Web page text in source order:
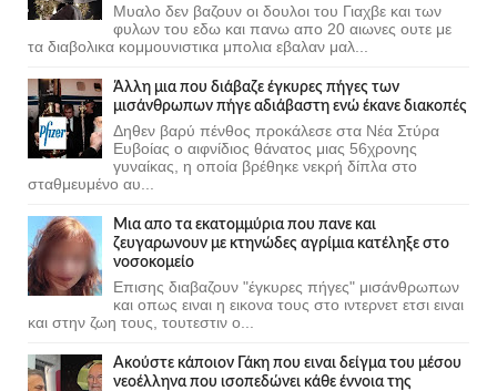
Μυαλο δεν βαζουν οι δουλοι του Γιαχβε και των
φυλων του εδω και πανω απο 20 αιωνες ουτε με
τα διαβολικα κομμουνιστικα μπολια εβαλαν μαλ...
Άλλη μια που διάβαζε έγκυρες πήγες των
μισάνθρωπων πήγε αδιάβαστη ενώ έκανε διακοπές
Δηθεν βαρύ πένθος προκάλεσε στα Νέα Στύρα
Ευβοίας ο αιφνίδιος θάνατος μιας 56χρονης
γυναίκας, η οποία βρέθηκε νεκρή δίπλα στο
σταθμευμένο αυ...
Μια απο τα εκατομμύρια που πανε και
ζευγαρωνουν με κτηνώδες αγρίμια κατέληξε στο
νοσοκομείο
Επισης διαβαζουν "έγκυρες πήγες" μισάνθρωπων
και οπως ειναι η εικονα τους στο ιντερνετ ετσι ειναι
και στην ζωη τους, τουτεστιν ο...
Ακούστε κάποιον Γάκη που ειναι δείγμα του μέσου
νεοέλληνα που ισοπεδώνει κάθε έννοια της